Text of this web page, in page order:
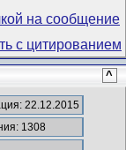
^
22.12.2015
1308